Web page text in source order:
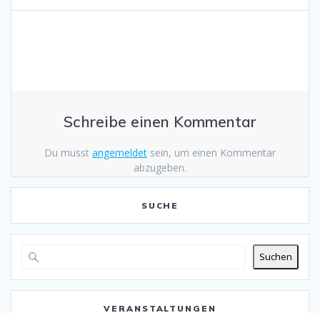
Schreibe einen Kommentar
Du musst angemeldet sein, um einen Kommentar
abzugeben.
SUCHE
Suchen
VERANSTALTUNGEN